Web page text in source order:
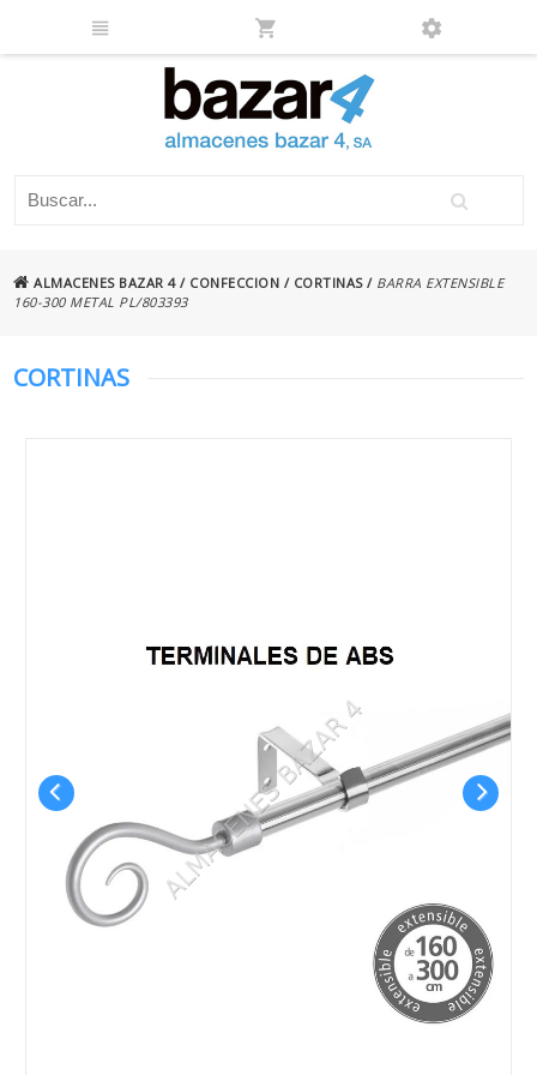
ALMACENES BAZAR 4/ CONFECCION / CORTINAS/ BARRA EXTENSIBLE
160-300 METAL PL/803393
CORTINAS